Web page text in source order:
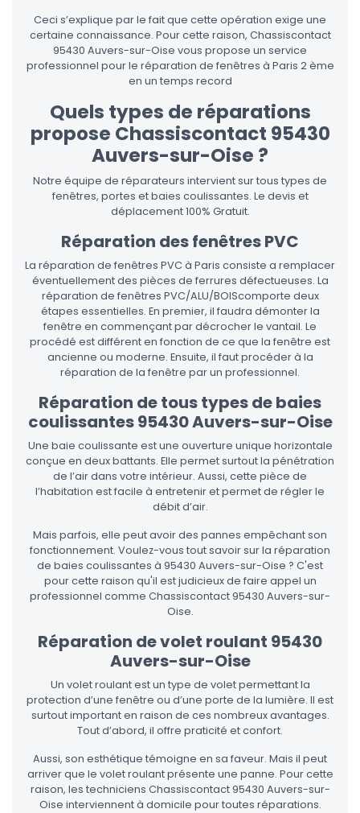
Ceci s’explique par le fait que cette opération exige une
certaine connaissance. Pour cette raison, Chassiscontact
95430 Auvers-sur-Oise vous propose un service
professionnel pour le réparation de fenêtres à Paris 2 ème
en un temps record
Quels types de réparations
propose Chassiscontact 95430
Auvers-sur-Oise ?
Notre équipe de réparateurs intervient sur tous types de
fenêtres, portes et baies coulissantes. Le devis et
déplacement 100% Gratuit.
Réparation des fenêtres PVC
La réparation de fenêtres PVC à Paris consiste a remplacer
éventuellement des pièces de ferrures défectueuses. La
réparation de fenêtres PVC/ALU/BOIScomporte deux
étapes essentielles. En premier, il faudra démonter la
fenêtre en commençant par décrocher le vantail. Le
procédé est différent en fonction de ce que la fenêtre est
ancienne ou moderne. Ensuite, il faut procéder à la
réparation de la fenêtre par un professionnel.
Réparation de tous types de baies
coulissantes 95430 Auvers-sur-Oise
Une baie coulissante est une ouverture unique horizontale
conçue en deux battants. Elle permet surtout la pénétration
de l’air dans votre intérieur. Aussi, cette pièce de
l’habitation est facile à entretenir et permet de régler le
débit d’air.
Mais parfois, elle peut avoir des pannes empêchant son
fonctionnement. Voulez-vous tout savoir sur la réparation
de baies coulissantes à 95430 Auvers-sur-Oise ? C'est
pour cette raison qu'il est judicieux de faire appel un
professionnel comme Chassiscontact 95430 Auvers-sur-
Oise.
Réparation de volet roulant 95430
Auvers-sur-Oise
Un volet roulant est un type de volet permettant la
protection d’une fenêtre ou d’une porte de la lumière. Il est
surtout important en raison de ces nombreux avantages.
Tout d’abord, il offre praticité et confort.
Aussi, son esthétique témoigne en sa faveur. Mais il peut
arriver que le volet roulant présente une panne. Pour cette
raison, les techniciens Chassiscontact 95430 Auvers-sur-
Oise interviennent à domicile pour toutes réparations.